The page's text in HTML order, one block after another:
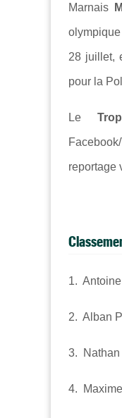
Marnais
28 juillet,
pour la
Le
reportage
1. Antoine
2. Alban
3. Nathan
4.